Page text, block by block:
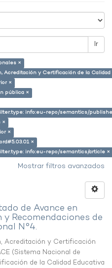
Ir
×
Acreditación y Certificación de la
×
pública ×
info:eu-repo/semantics/
×
×
×
info:eu-repo/semantics/article ×
Mostrar filtros avanzados
de Avance en
Recomendaciones de
N°4.
Acreditación y Certificación
(Sistema Nacional de
de la Calidad Educativa